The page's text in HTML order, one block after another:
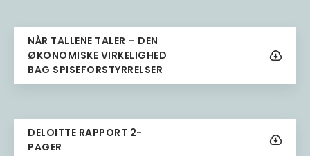
NÅR TALLENE TALER – DEN
ØKONOMISKE VIRKELIGHED
BAG SPISEFORSTYRRELSER
Download
DELOITTE RAPPORT 2-
PAGER
Download